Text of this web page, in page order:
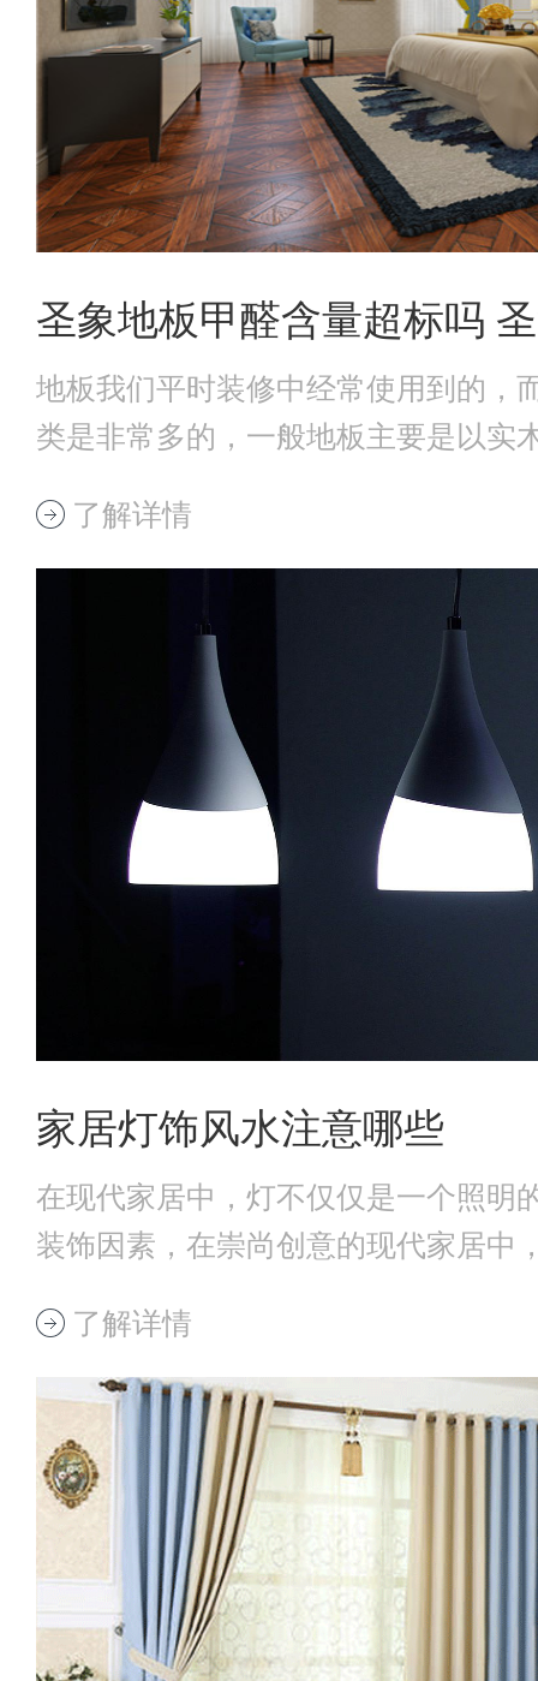
圣象地板甲醛含量超标吗
地板我们平时装修中经常使用到的，
类是非常多的，一般地板主要是以实
了解详情
家居灯饰风水注意哪些
在现代家居中，灯不仅仅是一个照明
装饰因素，在崇尚创意的现代家居中
了解详情